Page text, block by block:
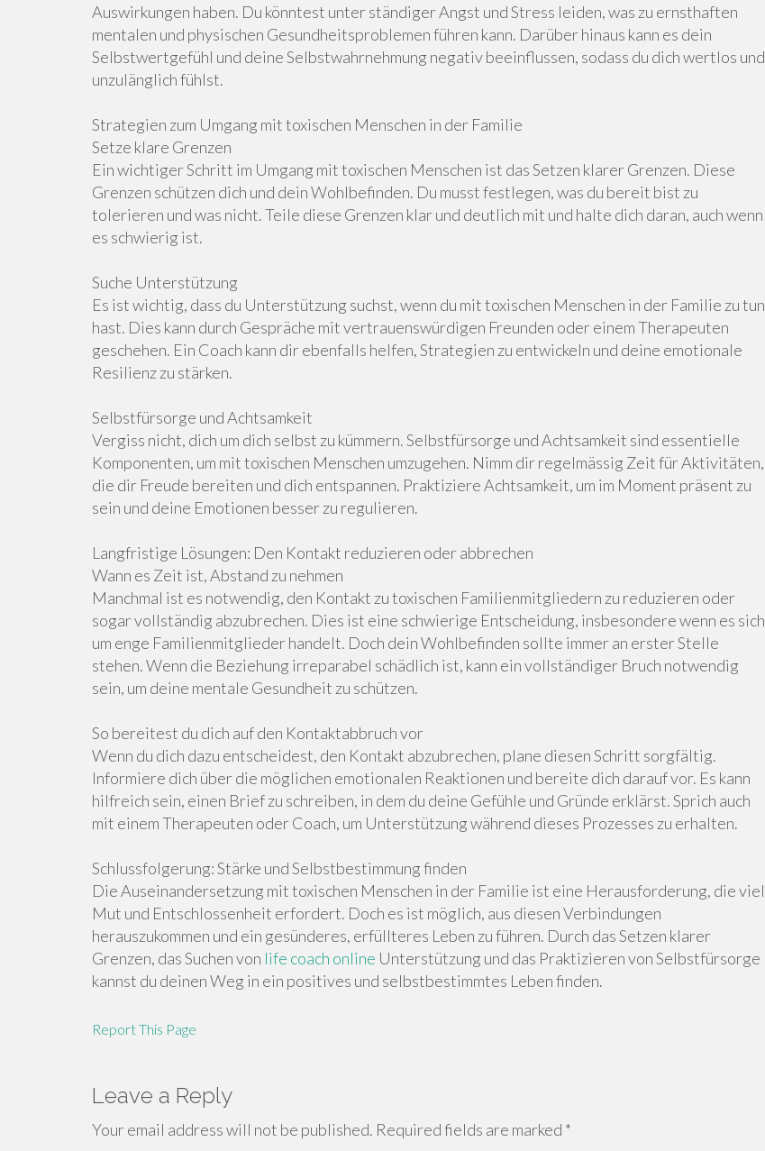
Auswirkungen haben. Du könntest unter ständiger Angst und Stress leiden, was zu ernsthaften
mentalen und physischen Gesundheitsproblemen führen kann. Darüber hinaus kann es dein
Selbstwertgefühl und deine Selbstwahrnehmung negativ beeinflussen, sodass du dich wertlos und
unzulänglich fühlst.
Strategien zum Umgang mit toxischen Menschen in der Familie
Setze klare Grenzen
Ein wichtiger Schritt im Umgang mit toxischen Menschen ist das Setzen klarer Grenzen. Diese
Grenzen schützen dich und dein Wohlbefinden. Du musst festlegen, was du bereit bist zu
tolerieren und was nicht. Teile diese Grenzen klar und deutlich mit und halte dich daran, auch wenn
es schwierig ist.
Suche Unterstützung
Es ist wichtig, dass du Unterstützung suchst, wenn du mit toxischen Menschen in der Familie zu tun
hast. Dies kann durch Gespräche mit vertrauenswürdigen Freunden oder einem Therapeuten
geschehen. Ein Coach kann dir ebenfalls helfen, Strategien zu entwickeln und deine emotionale
Resilienz zu stärken.
Selbstfürsorge und Achtsamkeit
Vergiss nicht, dich um dich selbst zu kümmern. Selbstfürsorge und Achtsamkeit sind essentielle
Komponenten, um mit toxischen Menschen umzugehen. Nimm dir regelmässig Zeit für Aktivitäten,
die dir Freude bereiten und dich entspannen. Praktiziere Achtsamkeit, um im Moment präsent zu
sein und deine Emotionen besser zu regulieren.
Langfristige Lösungen: Den Kontakt reduzieren oder abbrechen
Wann es Zeit ist, Abstand zu nehmen
Manchmal ist es notwendig, den Kontakt zu toxischen Familienmitgliedern zu reduzieren oder
sogar vollständig abzubrechen. Dies ist eine schwierige Entscheidung, insbesondere wenn es sich
um enge Familienmitglieder handelt. Doch dein Wohlbefinden sollte immer an erster Stelle
stehen. Wenn die Beziehung irreparabel schädlich ist, kann ein vollständiger Bruch notwendig
sein, um deine mentale Gesundheit zu schützen.
So bereitest du dich auf den Kontaktabbruch vor
Wenn du dich dazu entscheidest, den Kontakt abzubrechen, plane diesen Schritt sorgfältig.
Informiere dich über die möglichen emotionalen Reaktionen und bereite dich darauf vor. Es kann
hilfreich sein, einen Brief zu schreiben, in dem du deine Gefühle und Gründe erklärst. Sprich auch
mit einem Therapeuten oder Coach, um Unterstützung während dieses Prozesses zu erhalten.
Schlussfolgerung: Stärke und Selbstbestimmung finden
Die Auseinandersetzung mit toxischen Menschen in der Familie ist eine Herausforderung, die viel
Mut und Entschlossenheit erfordert. Doch es ist möglich, aus diesen Verbindungen
herauszukommen und ein gesünderes, erfüllteres Leben zu führen. Durch das Setzen klarer
Grenzen, das Suchen von life coach online Unterstützung und das Praktizieren von Selbstfürsorge
kannst du deinen Weg in ein positives und selbstbestimmtes Leben finden.
Report This Page
Leave a Reply
Your email address will not be published. Required fields are marked *